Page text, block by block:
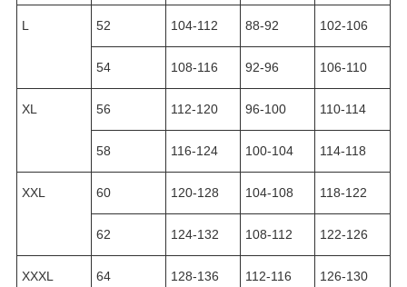
L 52 104-112 88-92 102-106
54 108-116 92-96 106-110
XL 56 112-120 96-100 110-114
58 116-124 100-104 114-118
XXL 60 120-128 104-108 118-122
62 124-132 108-112 122-126
XXXL 64 128-136 112-116 126-130